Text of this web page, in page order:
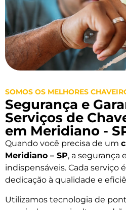
SOMOS OS MELHORES
Segurança e
Serviços de
em Meridiano -
Quando você precisa de um
Meridiano – SP, a segurança
indispensáveis. Cada serviço
dedicação à qualidade e
Utilizamos tecnologia de